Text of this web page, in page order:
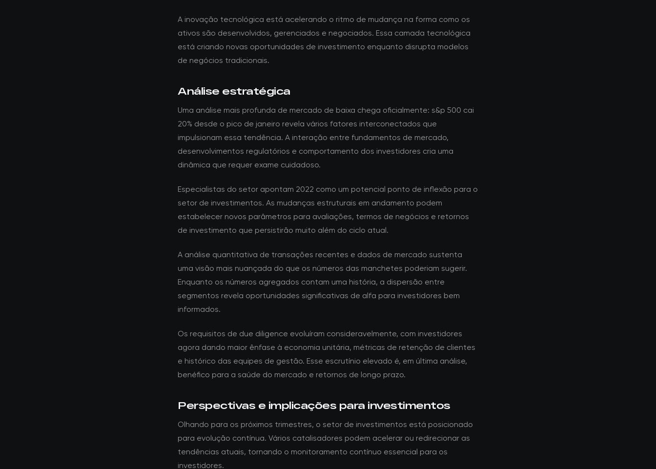
A inovação tecnológica está acelerando o ritmo de mudança na forma como os
ativos são desenvolvidos, gerenciados e negociados. Essa camada tecnológica
está criando novas oportunidades de investimento enquanto disrupta modelos
de negócios tradicionais.
Análise estratégica
Uma análise mais profunda de mercado de baixa chega oficialmente: s&p 500 cai
20% desde o pico de janeiro revela vários fatores interconectados que
impulsionam essa tendência. A interação entre fundamentos de mercado,
desenvolvimentos regulatórios e comportamento dos investidores cria uma
dinâmica que requer exame cuidadoso.
Especialistas do setor apontam 2022 como um potencial ponto de inflexão para o
setor de investimentos. As mudanças estruturais em andamento podem
estabelecer novos parâmetros para avaliações, termos de negócios e retornos
de investimento que persistirão muito além do ciclo atual.
A análise quantitativa de transações recentes e dados de mercado sustenta
uma visão mais nuançada do que os números das manchetes poderiam sugerir.
Enquanto os números agregados contam uma história, a dispersão entre
segmentos revela oportunidades significativas de alfa para investidores bem
informados.
Os requisitos de due diligence evoluíram consideravelmente, com investidores
agora dando maior ênfase à economia unitária, métricas de retenção de clientes
e histórico das equipes de gestão. Esse escrutínio elevado é, em última análise,
benéfico para a saúde do mercado e retornos de longo prazo.
Perspectivas e implicações para investimentos
Olhando para os próximos trimestres, o setor de investimentos está posicionado
para evolução contínua. Vários catalisadores podem acelerar ou redirecionar as
tendências atuais, tornando o monitoramento contínuo essencial para os
investidores.